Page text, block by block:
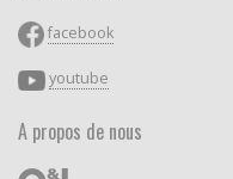
facebook
youtube
A propos de nous